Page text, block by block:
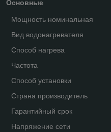
Основные
Мощность номинальная
Вид водонагревателя
Способ нагрева
Частота
Способ установки
Страна производитель
Гарантийный срок
Напряжение сети